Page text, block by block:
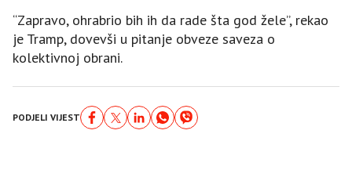
“Zapravo, ohrabrio bih ih da rade šta god žele”, rekao
je Tramp, dovevši u pitanje obveze saveza o
kolektivnoj obrani.
PODJELI VIJEST